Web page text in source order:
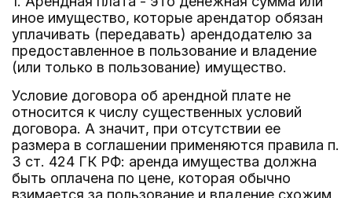
иное имущество, которые арендатор обязан
уплачивать (передавать) арендодателю за
предоставленное в пользование и владение
(или только в пользование) имущество.
Условие договора об арендной плате не
относится к числу существенных условий
договора. А значит, при отсутствии ее
размера в соглашении применяются правила п.
3 ст. 424 ГК РФ: аренда имущества должна
быть оплачена по цене, которая обычно
взимается за пользование и владение схожим